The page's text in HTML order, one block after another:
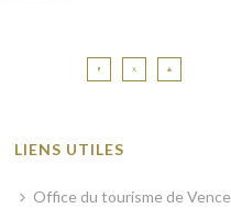
LIENS UTILES
Office du tourisme de Vence